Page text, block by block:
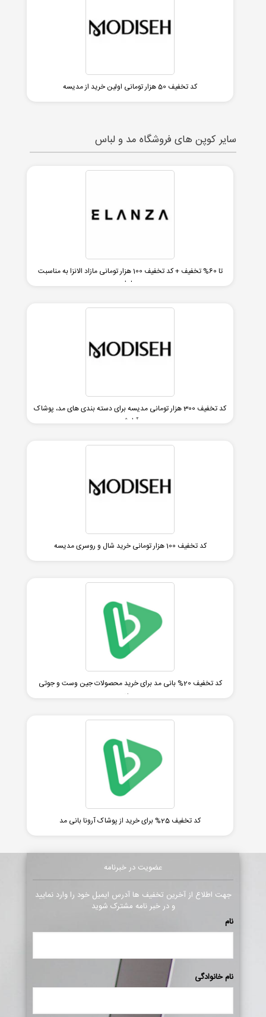
کد تخفیف 50 هزار تومانی اولین خرید از مدیسه
سایر کوپن های فروشگاه مد و لباس
تا 60% تخفیف + کد تخفیف 100 هزار تومانی مازاد الانزا به مناسبت
یلدا
کد تخفیف 300 هزار تومانی مدیسه برای دسته بندی های مد، پوشاک
و آرایشی
کد تخفیف 100 هزار تومانی خرید شال و روسری مدیسه
کد تخفیف 20% بانی مد برای خرید محصولات جین وست و جوتی
جینز
کد تخفیف 25% برای خرید از پوشاک آرونا بانی مد
عضویت در خبرنامه
جهت اطلاع از آخرین تخفیف ها آدرس ایمیل خود را وارد نمایید
و در خبر نامه مشترک شوید
نام
نام خانوادگی